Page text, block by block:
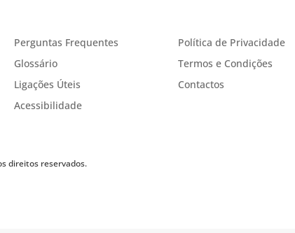
Perguntas Frequentes
Glossário
Ligações Úteis
Acessibilidade
Política de Privacidade
Termos e Condições
Contactos
direitos reservados.